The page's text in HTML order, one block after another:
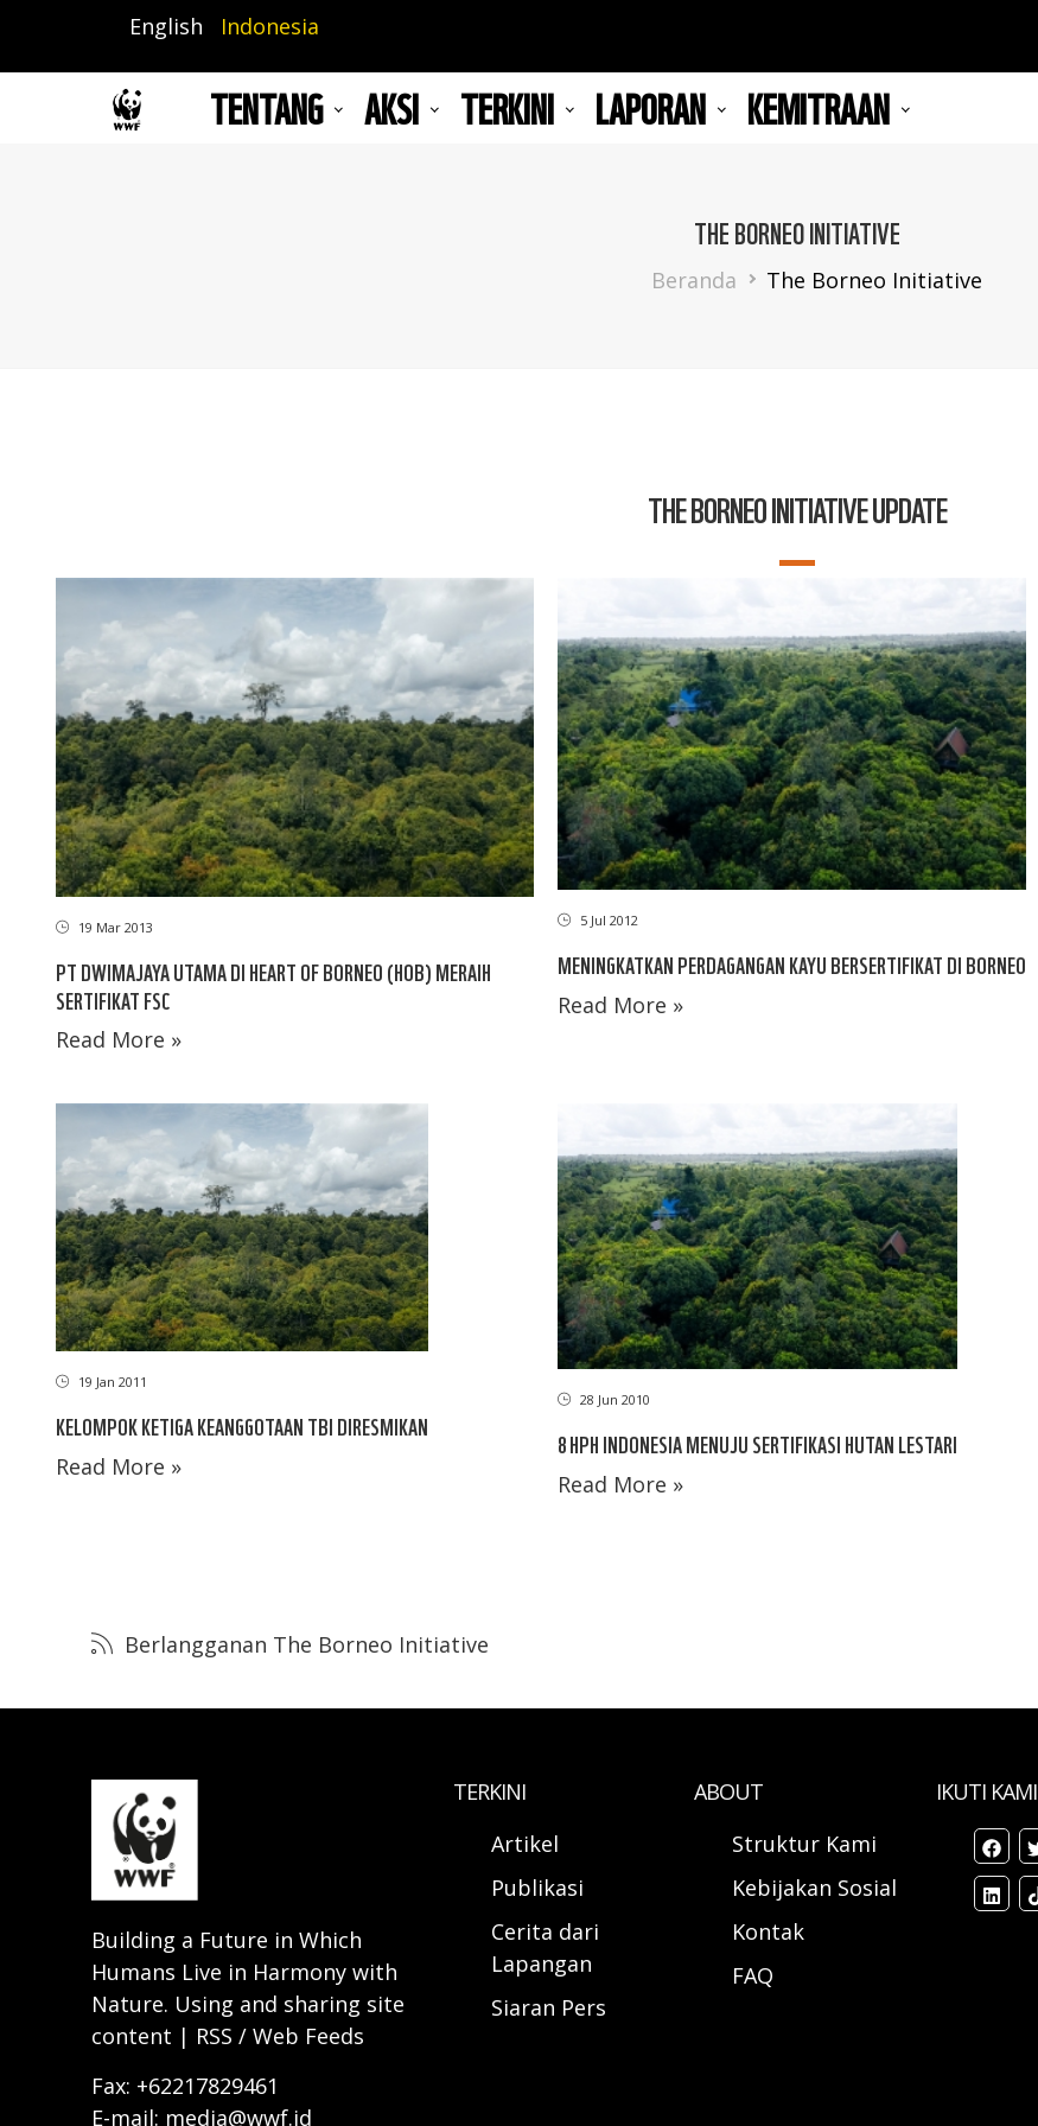
isi
English Indonesia
TENTANG AKSI TERKINI LAPORAN KEMITRAAN
THE BORNEO INITIATIVE
Breadcrumb
Beranda The Borneo Initiative
THE BORNEO INITIATIVE UPDATE
19 Mar 2013
PT DWIMAJAYA UTAMA DI HEART OF BORNEO (HOB) MERAIH
SERTIFIKAT FSC
Read More »
5 Jul 2012
MENINGKATKAN PERDAGANGAN KAYU BERSERTIFIKAT DI BORNEO
Read More »
19 Jan 2011
KELOMPOK KETIGA KEANGGOTAAN TBI DIRESMIKAN
Read More »
28 Jun 2010
8 HPH INDONESIA MENUJU SERTIFIKASI HUTAN LESTARI
Read More »
Berlangganan The Borneo Initiative
Building a Future in Which
Humans Live in Harmony with
Nature. Using and sharing site
content | RSS / Web Feeds
Fax: +62217829461
E-mail: media@wwf.id
TERKINI
Artikel
Publikasi
Cerita dari
Lapangan
Siaran Pers
ABOUT
Struktur Kami
Kebijakan Sosial
Kontak
FAQ
IKUTI KAMI